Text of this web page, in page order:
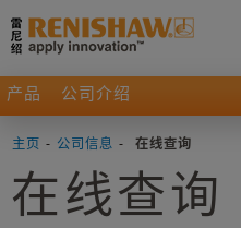
产品 公司介绍
主页 - 公司信息 - 在线查询
在线查询